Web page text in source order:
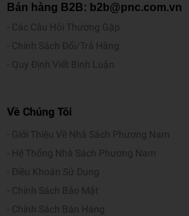
Bán hàng B2B: b2b@pnc.com.vn
Các Câu Hỏi Thường Gặp
Chính Sách Đổi/Trả Hàng
Quy Định Viết Bình Luận
Về Chúng Tôi
Giới Thiệu Về Nhà Sách Phương Nam
Hệ Thống Nhà Sách Phương Nam
Điều Khoản Sử Dụng
Chính Sách Bảo Mật
Chính Sách Bán Hàng